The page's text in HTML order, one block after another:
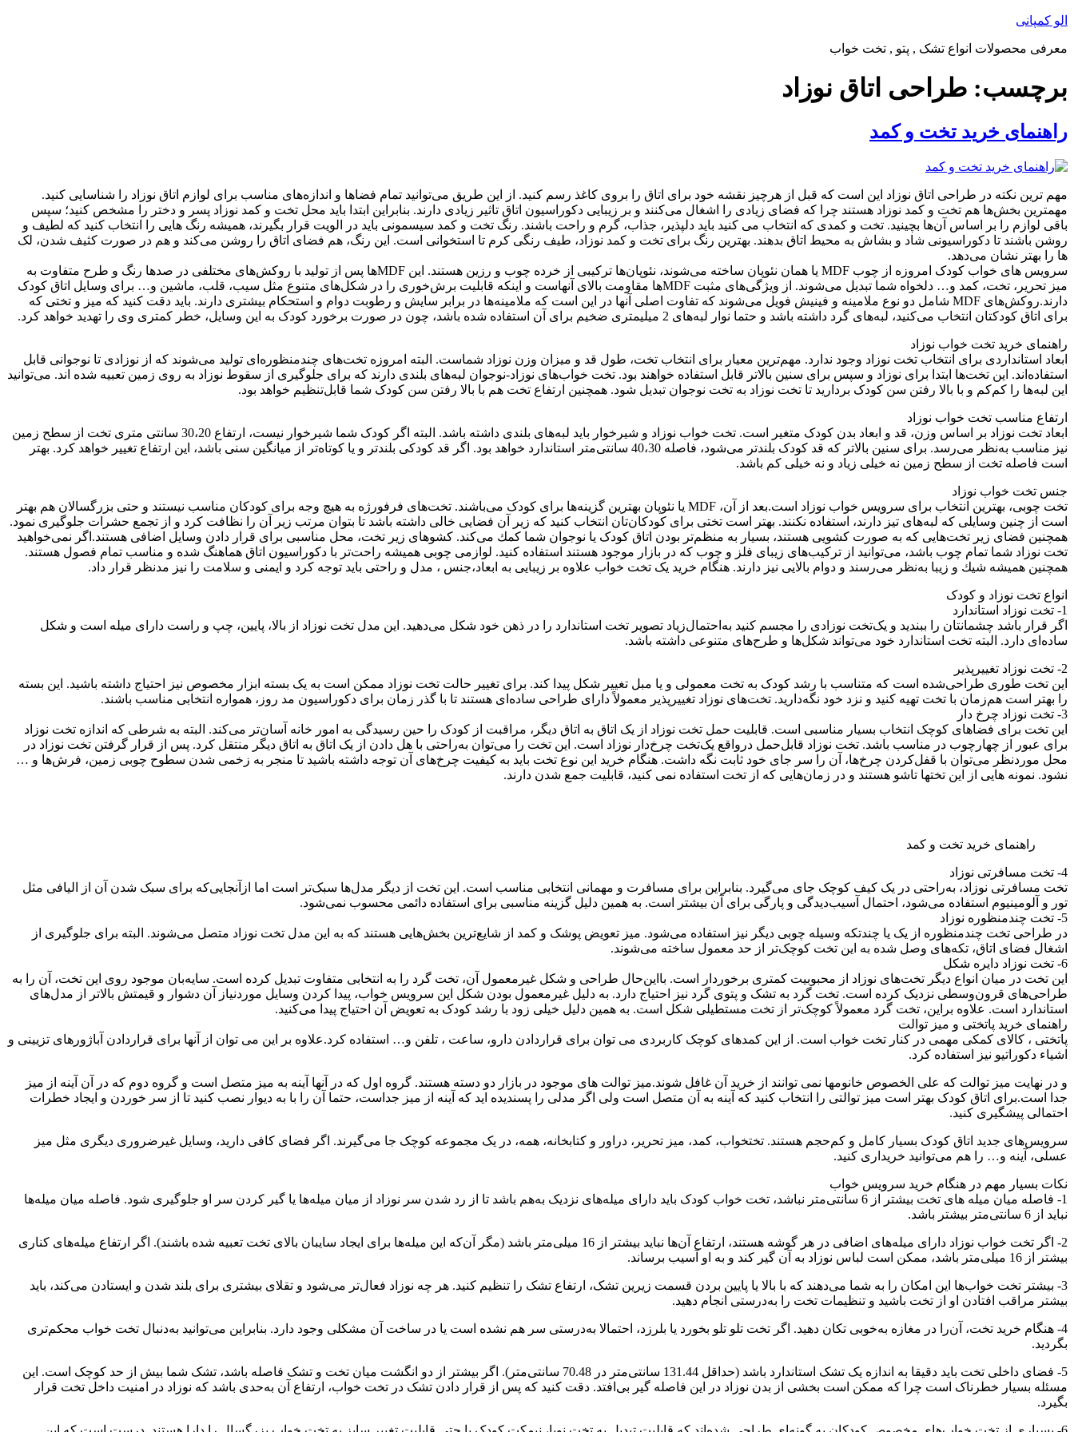
پرش
محتوا
الو کمپانی
معرفی محصولات انواع تشک , پتو , تخت خواب
برچسب: طراحی اتاق نوزاد
راهنمای خرید تخت و کمد
مهم ترین نکته در طراحی اتاق نوزاد این است که قبل از هرچیز نقشه خود برای اتاق را بروی کاغذ رسم کنید. از این طریق می‌توانید تمام فضاها و اندازه‌های مناسب برای لوازم اتاق نوزاد را شناسایی کنید.
مهمترین بخش‌ها هم تخت و کمد نوزاد هستند چرا که فضای زیادی را اشغال می‌کنند و بر زیبایی دکوراسیون اتاق تاثیر زیادی دارند. بنابراین ابتدا باید محل تخت و کمد نوزاد پسر و دختر را مشخص کنید؛ سپس
باقی لوازم را بر اساس آن‌ها بچینید. تخت و کمدی که انتخاب می کنید باید دلپذیر، جذاب، گرم و راحت باشند. رنگ تخت و کمد سیسمونی باید در الویت قرار بگیرند، همیشه رنگ هایی را انتخاب کنید که لطیف و
روشن باشند تا دکوراسیونی شاد و بشاش به محیط اتاق بدهند. بهترین رنگ برای تخت و کمد نوزاد، طیف رنگی كرم تا استخوانی است. این رنگ، هم فضای اتاق را روشن می‌كند و هم در صورت كثیف شدن، لک
ها را بهتر نشان می‌دهد.
سرویس های خواب کودک امروزه از چوب MDF یا همان نئوپان ساخته می‌شوند، نئوپان‌ها ترکیبی از خرده چوب و رزین هستند. این MDF‌ها پس از تولید با روکش‌های مختلفی در صدها رنگ و طرح متفاوت به
میز تحریر، تخت، کمد و… دلخواه شما تبدیل می‌شوند. از ویژگی‌های مثبت MDF‌ها مقاومت بالای آنهاست و اینکه قابلیت برش‌خوری را در شکل‌های متنوع مثل سیب، قلب، ماشین و… برای وسایل اتاق کودک
دارند.روکش‌های MDF شامل دو نوع ملامینه و فینیش فویل می‌شوند که تفاوت اصلی آنها در این است که ملامینه‌ها در برابر سایش و رطوبت دوام و استحکام بیشتری دارند. باید دقت کنید که میز و تختی که
برای اتاق کودکتان انتخاب می‌کنید، لبه‌های گرد داشته باشد و حتما نوار لبه‌های 2 میلیمتری ضخیم برای آن استفاده شده باشد، چون در صورت برخورد کودک به این وسایل، خطر کمتری وی را تهدید خواهد کرد.
راهنمای خرید تخت خواب نوزاد
ابعاد استانداردی برای انتخاب تخت نوزاد وجود ندارد. مهم‌ترین معیار برای انتخاب تخت، طول قد و میزان وزن نوزاد شماست. البته امروزه تخت‌های چندمنظوره‌ای تولید می‌شوند كه از نوزادی تا نوجوانی قابل
استفاده‌اند. این تخت‌ها ابتدا برای نوزاد و سپس برای سنین بالاتر قابل استفاده خواهند بود. تخت خواب‌های نوزاد-نوجوان لبه‌های بلندی دارند که برای جلوگیری از سقوط نوزاد به روی زمین تعبیه شده اند. می‌توانید
این لبه‌ها را كم‌كم و با بالا رفتن سن کودک ‌بردارید تا تخت نوزاد به تخت نوجوان تبدیل شود. همچنین ارتفاع تخت هم با بالا رفتن سن کودک شما قابل‌تنظیم خواهد بود.
ارتفاع مناسب تخت خواب نوزاد
ابعاد تخت نوزاد بر اساس وزن، قد و ابعاد بدن کودک متغیر است. تخت خواب نوزاد و شیرخوار باید لبه‌های بلندی داشته باشد. البته اگر کودک شما شیرخوار نیست، ارتفاع 30،20 سانتی متری تخت از سطح زمین
نیز مناسب به‌نظر می‌رسد. برای سنین بالا‌تر كه قد کودک بلند‌تر می‌شود، فاصله 40،30 سانتی‌متر استاندارد خواهد بود. اگر قد کودکی بلند‌تر و یا كوتاه‌تر از میانگین سنی‌ باشد، این ارتفاع تغییر خواهد کرد. بهتر
است فاصله تخت از سطح زمین نه خیلی زیاد و نه خیلی كم باشد.
جنس تخت‌ خواب نوزاد
تخت چوبی، بهترین انتخاب برای سرویس خواب نوزاد است.بعد از آن، MDF یا نئوپان بهترین گزینه‌ها برای کودک می‌باشند. تخت‌های فرفورژه به هیچ وجه برای کودکان مناسب نیستند و حتی بزرگسالان هم بهتر
است از چنین وسایلی كه لبه‌های تیز دارند، استفاده نكنند. بهتر است تختی برای کودکان‌تان انتخاب كنید كه زیر آن فضایی خالی داشته باشد تا بتوان مرتب زیر آن را نظافت کرد و از تجمع حشرات جلوگیری نمود.
همچنین فضای زیر تخت‌هایی كه به صورت كشویی هستند، بسیار به منظم‌تر بودن اتاق کودک یا نوجوان شما كمك می‌كند. كشوهای زیر تخت، محل مناسبی برای قرار دادن وسایل اضافی هستند.اگر نمی‌خواهید
تخت نوزاد شما تمام چوب باشد، می‌توانید از تركیب‌های زیبای فلز و چوب که در بازار موجود هستند استفاده کنید. لوازمی چوبی همیشه راحت‌تر با دكوراسیون اتاق هماهنگ شده و مناسب تمام فصول هستند.
همچنین همیشه شیك و زیبا به‌نظر می‌رسند و دوام بالایی نیز دارند. هنگام خرید یک تخت خواب علاوه بر زیبایی به ابعاد،جنس ، مدل و راحتی باید توجه کرد و ایمنی و سلامت را نیز مدنظر قرار داد.
انواع تخت نوزاد و کودک
1- تخت نوزاد استاندارد
اگر قرار باشد چشمانتان را ببندید و یک‌تخت نوزادی را مجسم کنید به‌احتمال‌زیاد تصویر تخت استاندارد را در ذهن خود شکل می‌دهید. این مدل تخت نوزاد از بالا، پایین، چپ و راست دارای میله است و شکل
ساده‌ای دارد. البته تخت استاندارد خود می‌تواند شکل‌ها و طرح‌های متنوعی داشته باشد.
2- تخت نوزاد تغییرپذیر
این تخت طوری طراحی‌شده است که متناسب با رشد کودک به تخت معمولی و یا مبل تغییر شکل پیدا کند. برای تغییر حالت تخت نوزاد ممکن است به یک بسته ابزار مخصوص نیز احتیاج داشته باشید. این بسته
را بهتر است هم‌زمان با تخت تهیه کنید و نزد خود نگه‌دارید. تخت‌های نوزاد تغییرپذیر معمولاً دارای طراحی ساده‌ای هستند تا با گذر زمان برای دکوراسیون مد روز، همواره انتخابی مناسب باشند.
3- تخت نوزاد چرخ دار
این تخت برای فضاهای کوچک انتخاب بسیار مناسبی است. قابلیت حمل تخت نوزاد از یک اتاق به اتاق دیگر، مراقبت از کودک را حین رسیدگی به امور خانه آسان‌تر می‌کند. البته به شرطی که اندازه تخت نوزاد
برای عبور از چهارچوب در مناسب باشد. تخت نوزاد قابل‌حمل درواقع یک‌تخت چرخ‌دار نوزاد است. این تخت را می‌توان به‌راحتی با هل دادن از یک اتاق به اتاق دیگر منتقل کرد. پس از قرار گرفتن تخت نوزاد در
محل موردنظر می‌توان با قفل‌کردن چرخ‌ها، آن را سر جای خود ثابت نگه داشت. هنگام خرید این نوع تخت باید به کیفیت چرخ‌های آن توجه داشته باشید تا منجر به زخمی شدن سطوح چوبی زمین، فرش‌ها و …
نشود. نمونه ­هایی از این تخت­ها تا­شو هستند و در زمان‌هایی که از تخت استفاده نمی­ کنید، قابلیت جمع شدن دارند.
راهنمای خرید تخت و کمد
4- تخت مسافرتی نوزاد
تخت مسافرتی نوزاد، به‌راحتی در یک کیف کوچک جای می‌گیرد. بنابراین برای مسافرت و مهمانی انتخابی مناسب است. این تخت از دیگر مدل‌ها سبک‌تر است اما ازآنجایی‌که برای سبک شدن آن از الیافی مثل
تور و آلومینیوم استفاده می‌شود، احتمال آسیب‌دیدگی و پارگی برای آن بیشتر است. به همین دلیل گزینه مناسبی برای استفاده دائمی محسوب نمی‌شود.
5- تخت چندمنظوره نوزاد
در طراحی تخت چندمنظوره از یک یا چندتکه وسیله چوبی دیگر نیز استفاده می‌­شود. میز تعویض پوشک و کمد از شایع‌ترین بخش‌هایی هستند که به این مدل تخت نوزاد متصل می‌شوند. البته برای جلوگیری از
اشغال فضای اتاق، تکه‌های وصل شده به این تخت کوچک‌تر از حد معمول ساخته می‌شوند.
6- تخت نوزاد دایره شکل
این تخت در میان انواع دیگر تخت‌های نوزاد از محبوبیت کمتری برخوردار است. بااین‌حال طراحی و شکل غیرمعمول آن، تخت گرد را به انتخابی متفاوت تبدیل کرده است. سایه‌بان موجود روی این تخت، آن را به
طراحی‌های قرون‌وسطی نزدیک کرده است. تخت گرد به تشک و پتوی گرد نیز احتیاج دارد. به دلیل غیرمعمول بودن شکل این سرویس خواب، پیدا کردن وسایل موردنیاز آن دشوار و قیمتش بالاتر از مدل‌های
استاندارد است. علاوه براین، تخت گرد معمولاً کوچک‌تر از تخت مستطیلی شکل است. به همین دلیل خیلی زود با رشد کودک به تعویض آن احتیاج پیدا می‌کنید.
راهنمای خرید پاتختی و میز توالت
پاتختی ، کالای کمکی مهمی در کنار تخت خواب است. از این کمدهای کوچک کاربردی می توان برای قراردادن دارو، ساعت ، تلفن و… استفاده کرد.علاوه بر این می توان از آنها برای قراردادن آباژورهای تزیینی و
اشیاء دکوراتیو نیز استفاده کرد.
و در نهایت میز توالت که علی الخصوص خانومها نمی توانند از خرید آن غافل شوند.میز توالت های موجود در بازار دو دسته هستند. گروه اول که در آنها آینه به میز متصل است و گروه دوم که در آن آینه از میز
جدا است.برای اتاق کودک بهتر است میز توالتی را انتخاب کنید که آینه به آن متصل است ولی اگر مدلی را پسندیده اید که آینه از میز جداست، حتما آن را با به دیوار نصب کنید تا از سر خوردن و ایجاد خطرات
احتمالی پیشگیری کنید.
سرویس‌های جدید اتاق کودک بسیار کامل و کم‌حجم هستند. تختخواب، کمد، میز تحریر، دراور و کتابخانه، همه، در یک مجموعه کوچک جا می‌گیرند. اگر فضای کافی دارید، وسایل غیرضروری دیگری مثل میز
عسلی، آینه و… را هم می‌توانید خریداری کنید.
نکات بسیار مهم در هنگام خرید سرویس خواب
1- فاصله میان میله های تخت بیشتر از 6 سانتی‌متر نباشد، تخت خواب کودک باید دارای میله‌های نزدیک به‌هم باشد تا از رد شدن سر نوزاد از میان میله‌ها یا گیر کردن سر او جلوگیری شود. فاصله میان میله‌ها
نباید از 6 سانتی‌متر بیشتر باشد.
2- اگر تخت خواب نوزاد دارای میله‌های اضافی در هر گوشه هستند، ارتفاع آن‌ها نباید بیشتر از 16 میلی‌متر باشد (مگر آن‌که این میله‌ها برای ایجاد سایبان بالای تخت تعبیه شده باشند). اگر ارتفاع میله‌های کناری
بیشتر از 16 میلی‌متر باشد، ممکن است لباس نوزاد به آن گیر کند و به او آسیب برساند.
3- بیشتر تخت خواب‌ها این امکان را به شما می‌دهند که با بالا یا پایین بردن قسمت زیرین تشک، ارتفاع تشک را تنظیم کنید. هر چه نوزاد فعال‌تر می‌شود و تقلای بیشتری برای بلند شدن و ایستادن می‌کند، باید
بیشتر مراقب افتادن او از تخت باشید و تنظیمات تخت را به‌درستی انجام دهید.
4- هنگام خرید تخت، آن‌را در مغازه به‌خوبی تکان دهید. اگر تخت تلو تلو بخورد یا بلرزد، احتمالا به‌درستی سر هم نشده است یا در ساخت آن مشکلی وجود دارد. بنابراین می‌توانید به‌دنبال تخت خواب محکم‌تری
بگردید.
5- فضای داخلی تخت باید دقیقا به اندازه یک تشک استاندارد باشد (حداقل 131.44 سانتی‌متر در 70.48 سانتی‌متر). اگر بیشتر از دو انگشت میان تخت و تشک فاصله باشد، تشک شما بیش از حد کوچک است. این
مسئله بسیار خطرناک است چرا که ممکن است بخشی از بدن نوزاد در این فاصله گیر بی‌افتد. دقت کنید که پس از قرار دادن تشک در تخت خواب، ارتفاع آن به‌حدی باشد که نوزاد در امنیت داخل تخت قرار
بگیرد.